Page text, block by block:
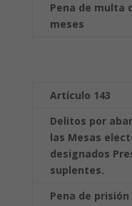
Pena de multa
meses
Artículo 143
Delitos por
las Mesas
designados
suplentes.
Pena de